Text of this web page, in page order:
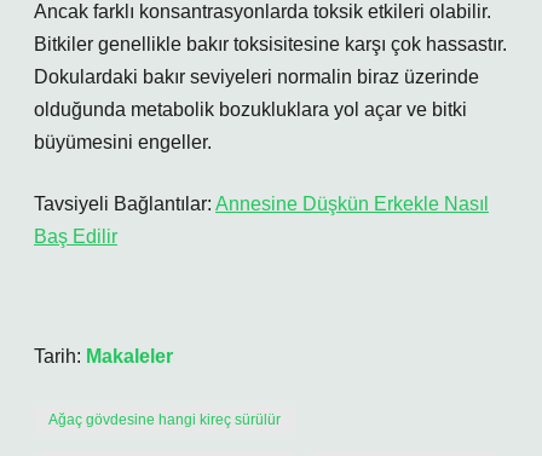
Ancak farklı konsantrasyonlarda toksik etkileri olabilir.
Bitkiler genellikle bakır toksisitesine karşı çok hassastır.
Dokulardaki bakır seviyeleri normalin biraz üzerinde
olduğunda metabolik bozukluklara yol açar ve bitki
büyümesini engeller.
Tavsiyeli Bağlantılar: Annesine Düşkün Erkekle Nasıl
Baş Edilir
Tarih: Makaleler
Ağaç gövdesine hangi kireç sürülür